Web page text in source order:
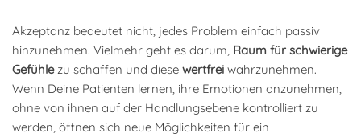
Akzeptanz bedeutet nicht, jedes Problem einfach passiv
hinzunehmen. Vielmehr geht es darum, Raum für schwierige
Gefühlezu schaffen und diese wertfrei wahrzunehmen.
Wenn Deine Patienten lernen, ihre Emotionen anzunehmen,
ohne von ihnen auf der Handlungsebene kontrolliert zu
werden, öffnen sich neue Möglichkeiten für ein